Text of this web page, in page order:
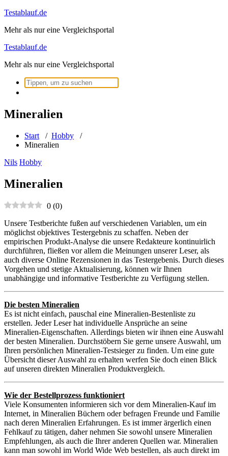
Zum
springen
Testablauf.de
Mehr als nur eine Vergleichsportal
Testablauf.de
Mehr als nur eine Vergleichsportal
Suchen
nach:
Mineralien
Start / Hobby /
Mineralien
Nils Hobby
Mineralien
0 (0)
Unsere Testberichte fußen auf verschiedenen Variablen, um ein
möglichst objektives Testergebnis zu schaffen. Neben der
empirischen Produkt-Analyse die unsere Redakteure kontinuirlich
durchführen, fließen vor allem die Meinungen unserer Leser, als
auch diverse Online Rezensionen in das Testergebenis. Durch dieses
Vorgehen und stetige Aktualisierung, können wir Ihnen
unabhängige und informative Testberichte zu Verfügung stellen.
Die besten Mineralien
Es ist nicht einfach, pauschal eine Mineralien-Bestenliste zu
erstellen. Jeder Leser hat individuelle Ansprüche an seine
Mineralien-Eigenschaften. Allerdings bieten wir ihnen eine Auswahl
der besten Mineralien. Durchstöbern Sie gerne unsere Auswahl, um
Ihren persönlichen Mineralien-Testsieger zu finden. Um eine gute
Übersicht dieser Auswahl zu erhalten werfen Sie doch einen Blick
auf unseren direkten Mineralien Produktvergleich.
Wie der Bestellprozess funktioniert
Viele Konsumenten informieren sich vor dem Mineralien-Kauf im
Internet, in Mineralien Büchern oder befragen Freunde und Familie
nach deren Mineralien Erfahrungen. Es ist immer ärgerlich einen
Fehlkauf zu tätigen, daher nehmen Sie sowohl unsere Mineralien
Empfehlungen, als auch die Ihrer anderen Quellen war. Mineralien
kann man sowohl im World Wide Web bestellen, als auch direkt im